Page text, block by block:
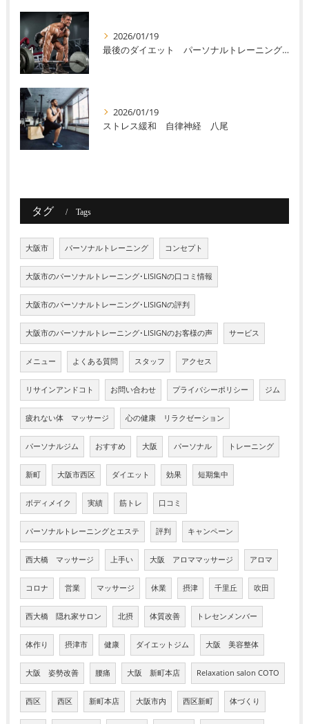
2026/01/19
最後のダイエット パーソナルトレーニング 八尾
2026/01/19
ストレス緩和 自律神経 八尾
タグ Tags
大阪市 パーソナルトレーニング コンセプト
大阪市のパーソナルトレーニング･LISIGNの口コミ情報
大阪市のパーソナルトレーニング･LISIGNの評判
大阪市のパーソナルトレーニング･LISIGNのお客様の声 サービス
メニュー よくある質問 スタッフ アクセス
リサインアンドコト お問い合わせ プライバシーポリシー ジム
疲れない体 マッサージ 心の健康 リラクゼーション
パーソナルジム おすすめ 大阪 パーソナル トレーニング
新町 大阪市西区 ダイエット 効果 短期集中
ボディメイク 実績 筋トレ 口コミ
パーソナルトレーニングとエステ 評判 キャンペーン
西大橋 マッサージ 上手い 大阪 アロママッサージ アロマ
コロナ 営業 マッサージ 休業 摂津 千里丘 吹田
西大橋 隠れ家サロン 北摂 体質改善 トレセンメンバー
体作り 摂津市 健康 ダイエットジム 大阪 美容整体
大阪 姿勢改善 腰痛 大阪 新町本店 Relaxation salon COTO
西区 西区 新町本店 大阪市内 西区新町 体づくり